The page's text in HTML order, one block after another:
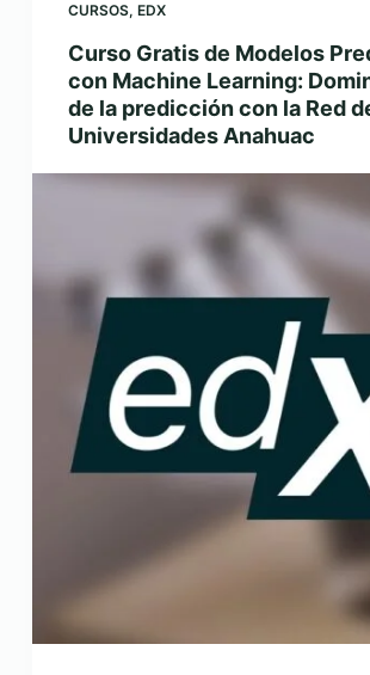
CURSOS, EDX
Curso Gratis de Modelos
con Machine Learning:
de la predicción con la Red
Universidades Anahuac